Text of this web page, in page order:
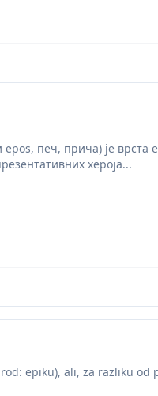
печ, прича) је врста
хероја...
epiku), ali, za razliku od